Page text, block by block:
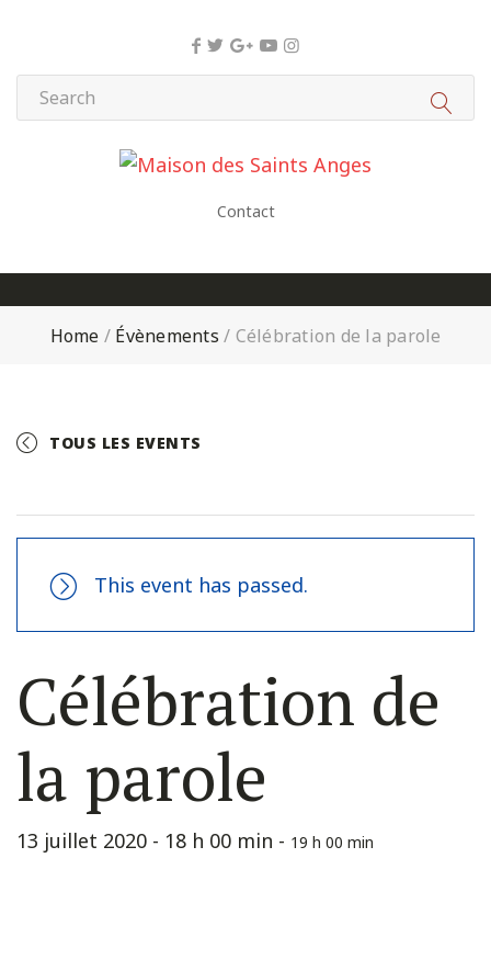
Contact
Home / Évènements / Célébration de la parole
TOUS LES EVENTS
This event has passed.
Célébration de
la parole
13 juillet 2020 - 18 h 00 min - 19 h 00 min